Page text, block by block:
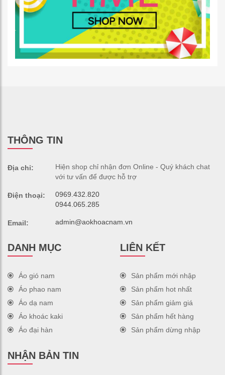
THÔNG TIN
Địa chỉ:
Hiện shop chỉ nhận đơn Online - Quý khách chat
với tư vấn để được hỗ trợ
Điện thoại:
0969.432.820
0944.065.285
Email: admin@aokhoacnam.vn
DANH MỤC
Áo gió nam
Áo phao nam
Áo dạ nam
Áo khoác kaki
Áo đại hàn
LIÊN KẾT
Sản phẩm mới nhập
Sản phẩm hot nhất
Sản phẩm giảm giá
Sản phẩm hết hàng
Sản phẩm dừng nhập
NHẬN BẢN TIN